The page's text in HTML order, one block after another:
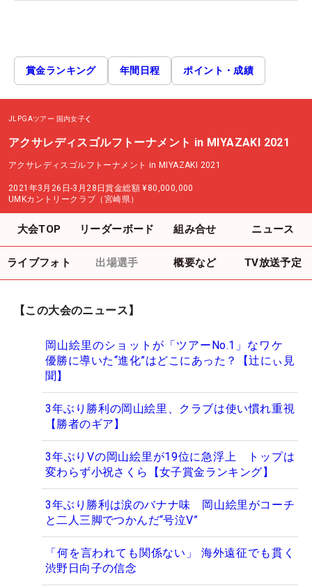
賞金ランキング 年間日程 ポイント・成績
JLPGAツアー 国内女子
アクサレディスゴルフトーナメント in MIYAZAKI 2021
アクサレディスゴルフトーナメント in MIYAZAKI 2021
2021年3月26日-3月28日賞金総額 ¥80,000,000
UMKカントリークラブ（宮崎県）
大会TOP リーダーボード 組み合せ ニュース
ライブフォト 出場選手 概要など TV放送予定
【この大会のニュース】
岡山絵里のショットが「ツアーNo.1」なワケ
優勝に導いた“進化”はどこにあった？【辻にぃ見
聞】
3年ぶり勝利の岡山絵里、クラブは使い慣れ重視
【勝者のギア】
3年ぶりVの岡山絵里が19位に急浮上 トップは
変わらず小祝さくら【女子賞金ランキング】
3年ぶり勝利は涙のバナナ味 岡山絵里がコーチ
と二人三脚でつかんだ“号泣V”
「何を言われても関係ない」 海外遠征でも貫く
渋野日向子の信念